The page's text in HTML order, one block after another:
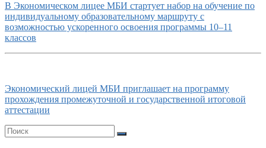
В Экономическом лицее МБИ стартует набор на обучение по
индивидуальному образовательному маршруту с
возможностью ускоренного освоения программы 10–11
классов
Экономический лицей МБИ приглашает на программу
прохождения промежуточной и государственной итоговой
аттестации